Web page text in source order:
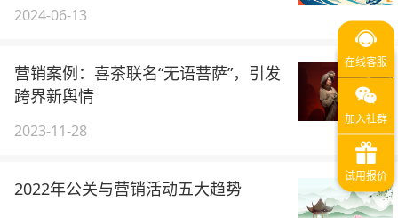
2024-06-13
营销案例：喜茶联名“无语菩萨”，引发
跨界新舆情
2023-11-28
2022年公关与营销活动五大趋势